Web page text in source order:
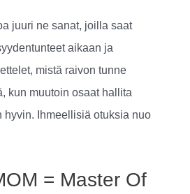
juuri ne sanat, joilla saat
aikaan ja
mistä raivon tunne
kun muutoin osaat hallita
hyvin. Ihmeellisiä otuksia nuo
= Master Of